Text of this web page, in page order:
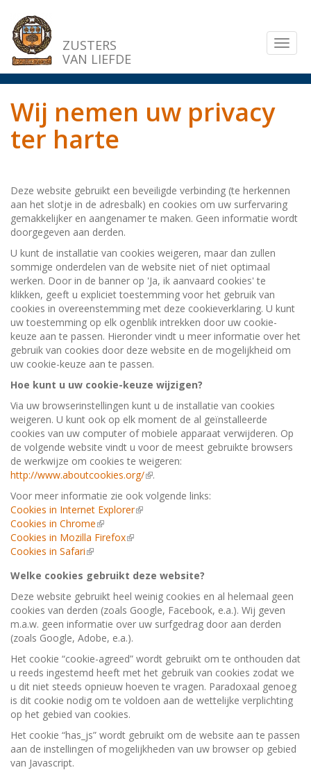
Overslaan
naar
inhoud
gaan
ZUSTERS
VAN LIEFDE
Wij nemen uw privacy
ter harte
Deze website gebruikt een beveiligde verbinding (te herkennen
aan het slotje in de adresbalk) en cookies om uw surfervaring
gemakkelijker en aangenamer te maken. Geen informatie wordt
doorgegeven aan derden.
U kunt de installatie van cookies weigeren, maar dan zullen
sommige onderdelen van de website niet of niet optimaal
werken. Door in de banner op 'Ja, ik aanvaard cookies' te
klikken, geeft u expliciet toestemming voor het gebruik van
cookies in overeenstemming met deze cookieverklaring. U kunt
uw toestemming op elk ogenblik intrekken door uw cookie-
keuze aan te passen. Hieronder vindt u meer informatie over het
gebruik van cookies door deze website en de mogelijkheid om
uw cookie-keuze aan te passen.
Hoe kunt u uw cookie-keuze wijzigen?
Via uw browserinstellingen kunt u de installatie van cookies
weigeren. U kunt ook op elk moment de al geïnstalleerde
cookies van uw computer of mobiele apparaat verwijderen. Op
de volgende website vindt u voor de meest gebruikte browsers
de werkwijze om cookies te weigeren:
http://www.aboutcookies.org/(link
external)
.
Voor meer informatie zie ook volgende links:
Cookies in Internet Explorer(link
Cookies in Chrome(link
is
Cookies in Mozilla Firefox(link
Cookies in Safari(link
external)
Welke cookies gebruikt deze website?
Deze website gebruikt heel weinig cookies en al helemaal geen
cookies van derden (zoals Google, Facebook, e.a.). Wij geven
m.a.w. geen informatie over uw surfgedrag door aan derden
(zoals Google, Adobe, e.a.).
Het cookie “cookie-agreed” wordt gebruikt om te onthouden dat
u reeds ingestemd heeft met het gebruik van cookies zodat we
u dit niet steeds opnieuw hoeven te vragen. Paradoxaal genoeg
is dit cookie nodig om te voldoen aan de wettelijke verplichting
op het gebied van cookies.
Het cookie “has_js” wordt gebruikt om de website aan te passen
aan de instellingen of mogelijkheden van uw browser op gebied
van Javascript.